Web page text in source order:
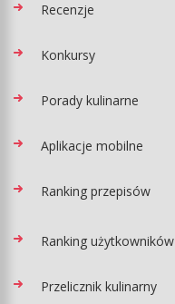
Recenzje
Konkursy
Porady kulinarne
Aplikacje mobilne
Ranking przepisów
Ranking użytkowników
Przelicznik kulinarny